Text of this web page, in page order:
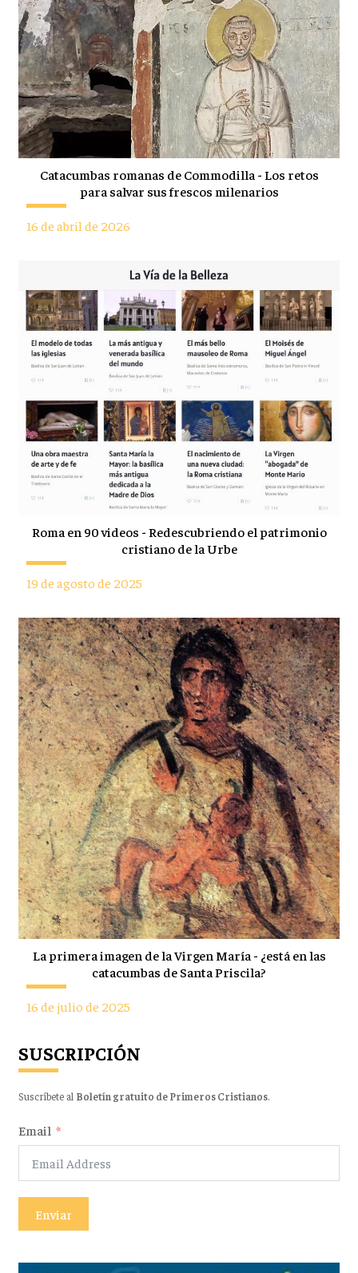
Catacumbas romanas de Commodilla - Los retos
para salvar sus frescos milenarios
16 de abril de 2026
Roma en 90 videos - Redescubriendo el patrimonio
cristiano de la Urbe
19 de agosto de 2025
La primera imagen de la Virgen María - ¿está en las
catacumbas de Santa Priscila?
16 de julio de 2025
SUSCRIPCIÓN
Suscríbete al Boletín gratuito de Primeros Cristianos.
Email
Enviar